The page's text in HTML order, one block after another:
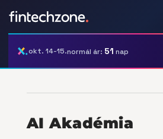
okt. 14-15.normál ár: 51 nap
AI Akadémia